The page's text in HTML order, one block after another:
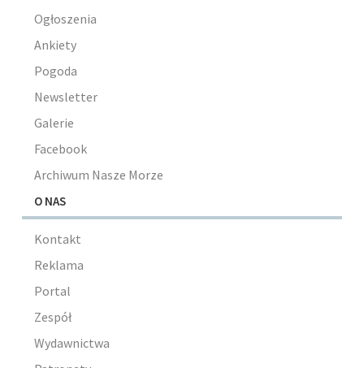
Ogłoszenia
Ankiety
Pogoda
Newsletter
Galerie
Facebook
Archiwum Nasze Morze
O NAS
Kontakt
Reklama
Portal
Zespół
Wydawnictwa